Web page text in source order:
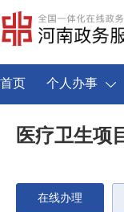
首页 个人办事
医疗卫生项
在线办理